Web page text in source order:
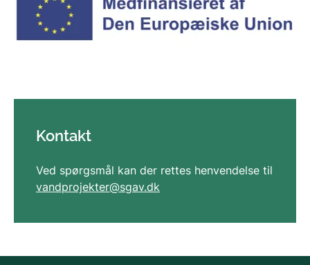
Kontakt
Ved spørgsmål kan der rettes henvendelse til
vandprojekter@sgav.dk